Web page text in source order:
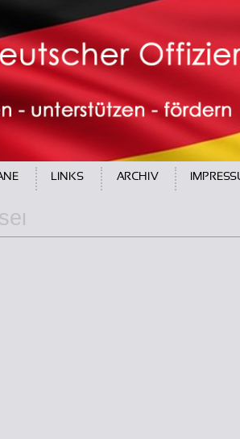
LINKS ARCHIV